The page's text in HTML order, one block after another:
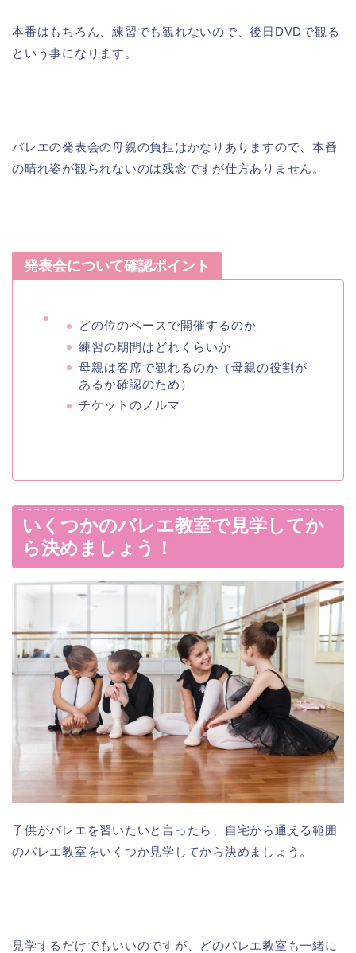
本番はもちろん、練習でも観れないので、後日DVDで観る
という事になります。
バレエの発表会の母親の負担はかなりありますので、本番
の晴れ姿が観られないのは残念ですが仕方ありません。
発表会について確認ポイント
どの位のペースで開催するのか
練習の期間はどれくらいか
母親は客席で観れるのか（母親の役割が
あるか確認のため）
チケットのノルマ
いくつかのバレエ教室で見学してか
ら決めましょう！
子供がバレエを習いたいと言ったら、自宅から通える範囲
のバレエ教室をいくつか見学してから決めましょう。
見学するだけでもいいのですが、どのバレエ教室も一緒に